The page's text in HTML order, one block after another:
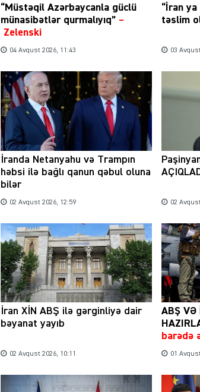
“Müstəqil Azərbaycanla güclü
münasibətlər qurmalıyıq” –
Zelenski
04 Avqust 2026, 11:43
“İran
təslim
03
İranda Netanyahu və Trampın
həbsi ilə bağlı qanun qəbul oluna
bilər
02 Avqust 2026, 12:59 02
İran XİN ABŞ ilə gərginliyə dair
bəyanat yayıb
02 Avqust 2026, 10:11
ABŞ VƏ
barədə
01